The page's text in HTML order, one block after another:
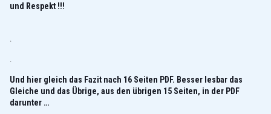
und Respekt !!!
.
.
Und hier gleich das Fazit nach 16 Seiten PDF. Besser lesbar das
Gleiche und das Übrige, aus den übrigen 15 Seiten, in der PDF
darunter …